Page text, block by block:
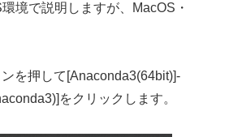
境で説明しますが、MacOS・
を押して[Anaconda3(64bit)]-
をクリックします。